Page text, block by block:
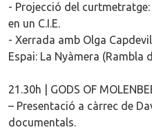
- Projecció del
en un C.I.E.
- Xerrada amb Olga
Espai: La Nyàmera (Rambla
21.30h | GODS OF
– Presentació a càrrec de
documentals.